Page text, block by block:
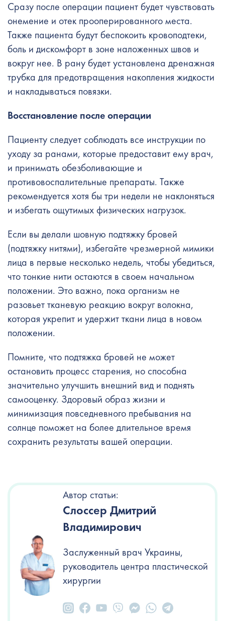
Сразу после операции пациент будет чувствовать
онемение и отек прооперированного места.
Также пациента будут беспокоить кровоподтеки,
боль и дискомфорт в зоне наложенных швов и
вокруг нее. В рану будет установлена ​​дренажная
трубка для предотвращения накопления жидкости
и накладываться повязки.
Восстановление после операции
Пациенту следует соблюдать все инструкции по
уходу за ранами, которые предоставит ему врач,
и принимать обезболивающие и
противовоспалительные препараты. Также
рекомендуется хотя бы три недели не наклоняться
и избегать ощутимых физических нагрузок.
Если вы делали шовную подтяжку бровей
(подтяжку нитями), избегайте чрезмерной мимики
лица в первые несколько недель, чтобы убедиться,
что тонкие нити остаются в своем начальном
положении. Это важно, пока организм не
разовьет тканевую реакцию вокруг волокна,
которая укрепит и удержит ткани лица в новом
положении.
Помните, что подтяжка бровей не может
остановить процесс старения, но способна
значительно улучшить внешний вид и поднять
самооценку. Здоровый образ жизни и
минимизация повседневного пребывания на
солнце поможет на более длительное время
сохранить результаты вашей операции.
Автор статьи:
Слоссер Дмитрий
Владимирович
Заслуженный врач Украины,
руководитель центра пластической
хирургии